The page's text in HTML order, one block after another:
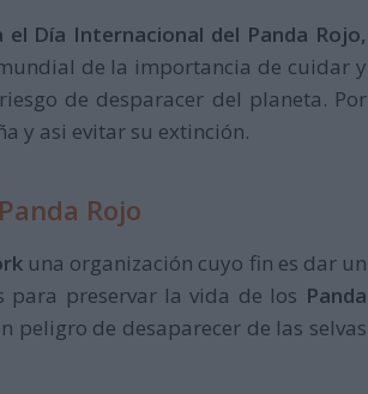
Día Internacional del Panda Rojo,
de la importancia de cuidar y
de desparacer del planeta. Por
y asi evitar su extinción.
Rojo
una organización cuyo fin es dar un
para preservar la vida de los Panda
peligro de desaparecer de las selvas